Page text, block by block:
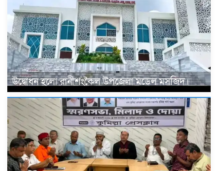
উদ্বোধন হলো রানীশংকৈল উপজেলা মডেল মসজিদ।